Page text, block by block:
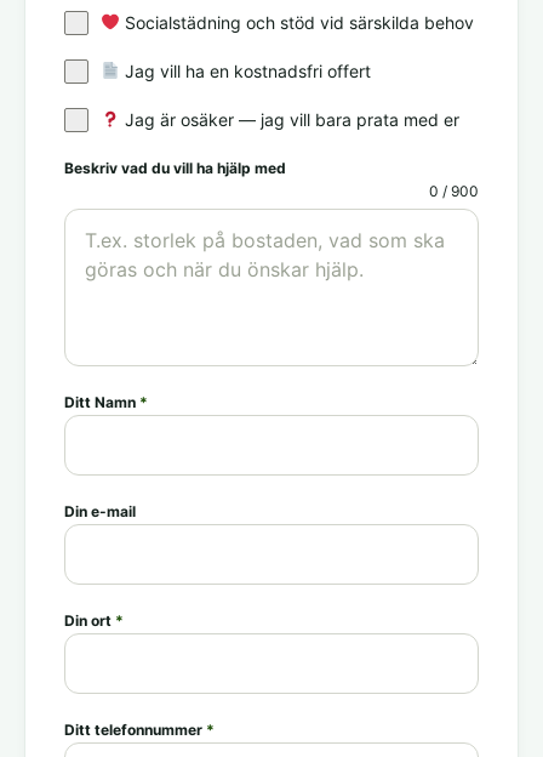
Socialstädning och stöd vid särskilda behov
Jag vill ha en kostnadsfri offert
Jag är osäker — jag vill bara prata med er
Beskriv vad du vill ha hjälp med
0 / 900
Ditt Namn *
Din e-mail
Din ort *
Ditt telefonnummer *